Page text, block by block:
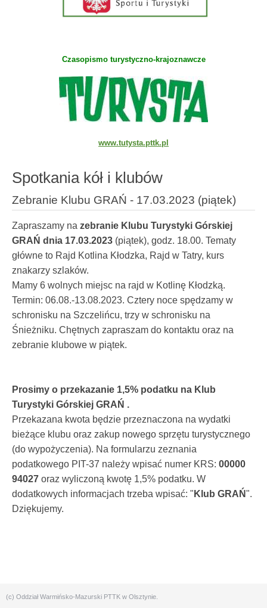
Czasopismo turystyczno-krajoznawcze
www.tutysta.pttk.pl
Spotkania kół i klubów
Zebranie Klubu GRAŃ - 17.03.2023 (piątek)
Zapraszamy na zebranie Klubu Turystyki Górskiej
GRAŃ dnia 17.03.2023 (piątek), godz. 18.00. Tematy
główne to Rajd Kotlina Kłodzka, Rajd w Tatry, kurs
znakarzy szlaków.
Mamy 6 wolnych miejsc na rajd w Kotlinę Kłodzką.
Termin: 06.08.-13.08.2023. Cztery noce spędzamy w
schronisku na Szczelińcu, trzy w schronisku na
Śnieżniku. Chętnych zapraszam do kontaktu oraz na
zebranie klubowe w piątek.
Prosimy o przekazanie 1,5% podatku na Klub
Turystyki Górskiej GRAŃ .
Przekazana kwota będzie przeznaczona na wydatki
bieżące klubu oraz zakup nowego sprzętu turystycznego
(do wypożyczenia). Na formularzu zeznania
podatkowego PIT-37 należy wpisać numer KRS: 00000
94027 oraz wyliczoną kwotę 1,5% podatku. W
dodatkowych informacjach trzeba wpisać: " Klub GRAŃ".
Dziękujemy.
(c) Oddział Warmińsko-Mazurski PTTK w Olsztynie.